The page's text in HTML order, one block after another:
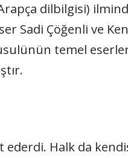
dilbilgisi)
Sadi Çöğenli ve
temel
Halk da